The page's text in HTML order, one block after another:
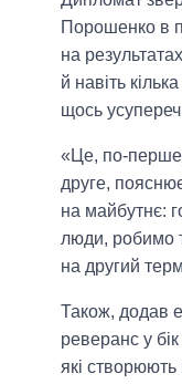
Порошенко в
на
й навіть
щось усупереч
«Це, по-
друге,
на майбутнє:
люди, робимо
на другий
Також, додав
реверанс у
які створюють